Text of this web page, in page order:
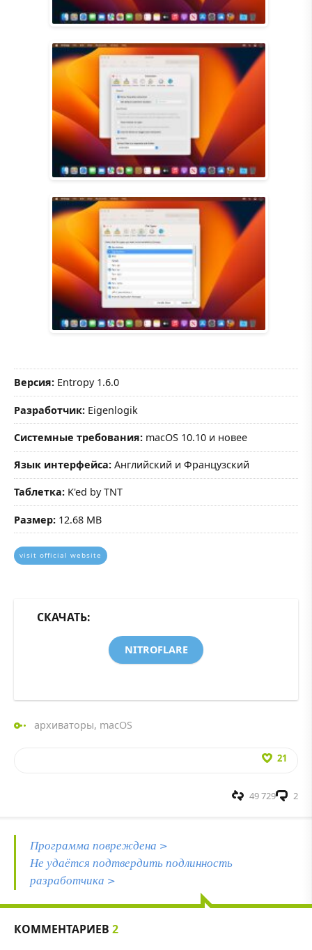
Версия: Entropy 1.6.0
Разработчик: Eigenlogik
Системные требования: macOS 10.10 и новее
Язык интерфейса: Английский и Французский
Таблетка: K'ed by TNT
Размер: 12.68 MB
visit official website
СКАЧАТЬ:
NITROFLARE
архиваторы, macOS
21
2
49 729
Программа повреждена >
Не удаётся подтвердить подлинность
разработчика >
КОММЕНТАРИЕВ 2